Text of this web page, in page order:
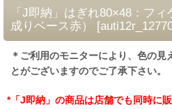
「J即納」はぎれ80×48：フ
成りベース赤）
[
＊ご利用のモニターにより、色の見
とがございますのでご了承下さい。
*「J即納」の商品は店舗でも同時に